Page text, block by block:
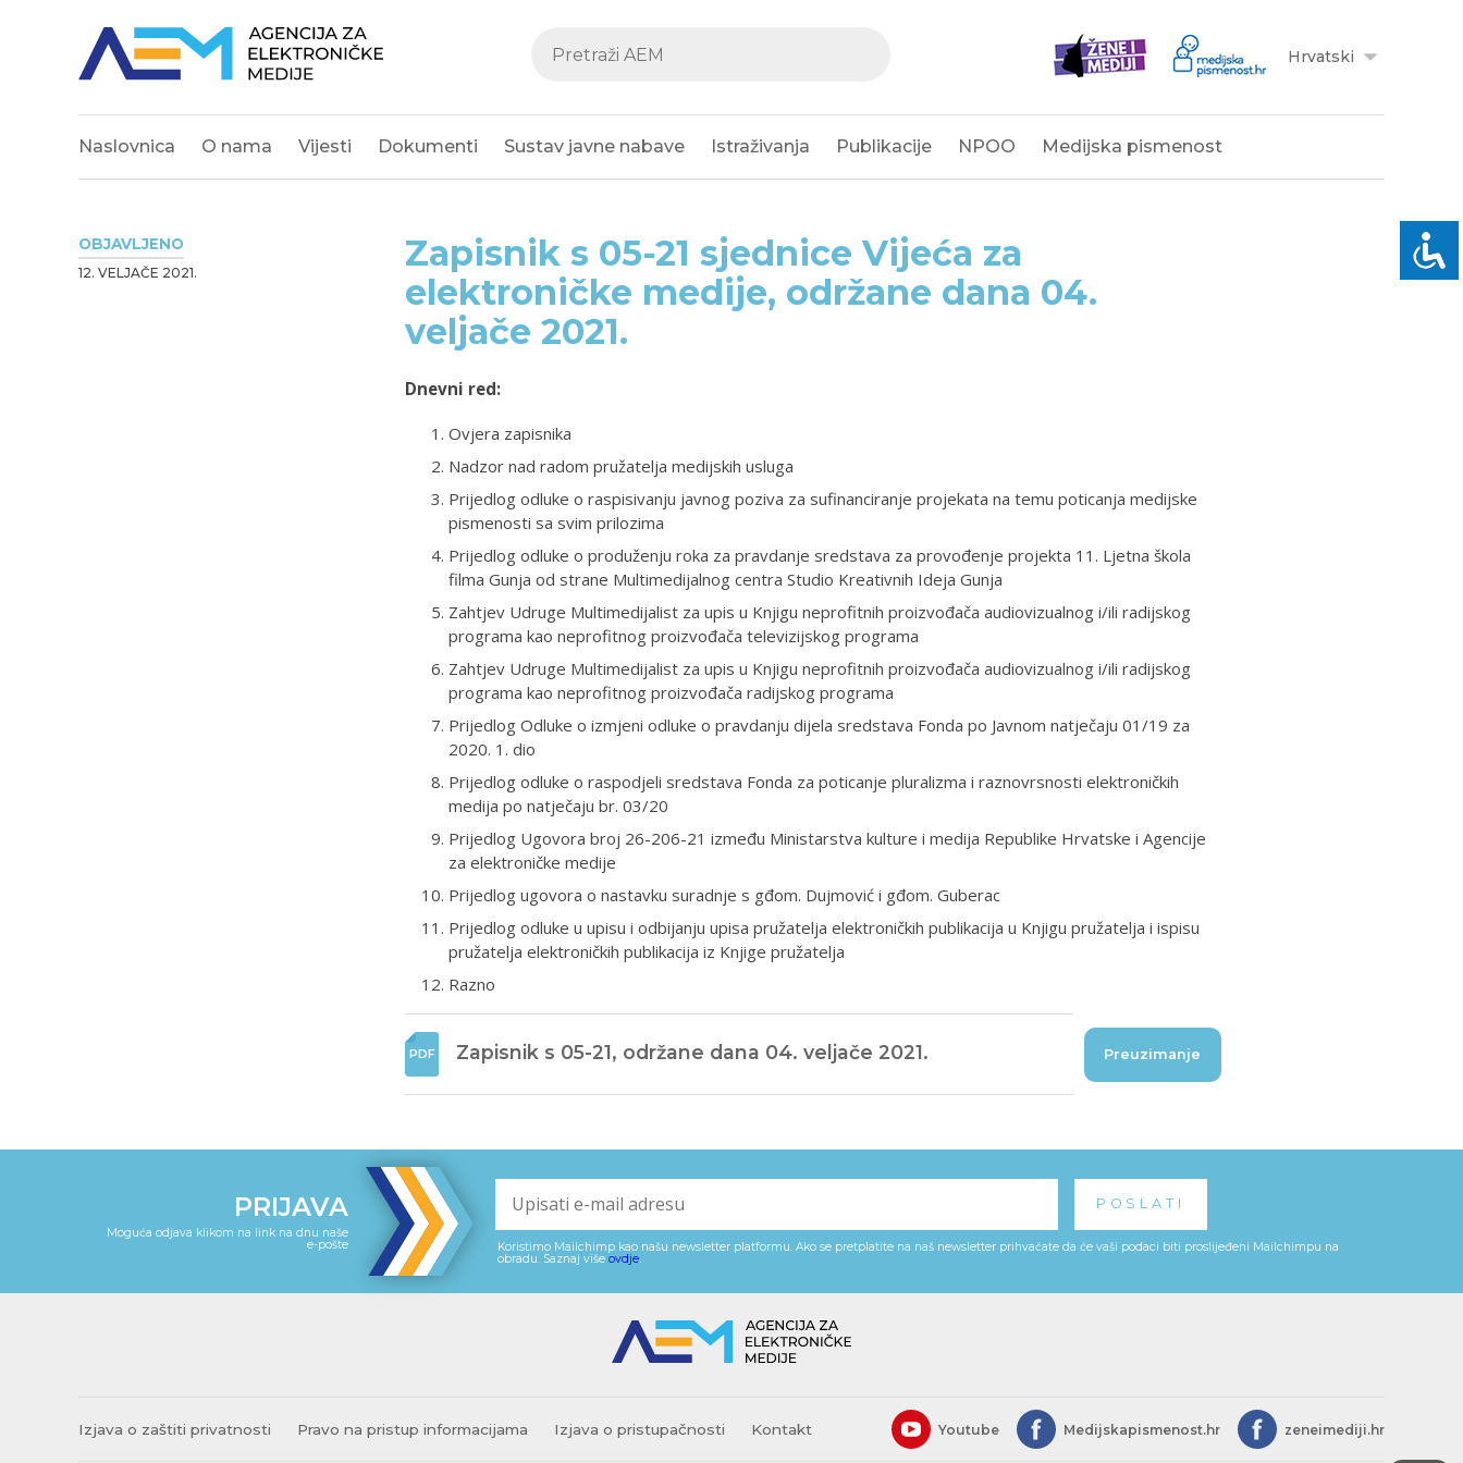
Hrvatski
Naslovnica O nama Vijesti Dokumenti Sustav javne nabave Istraživanja Publikacije NPOO Medijska pismenost
OBJAVLJENO
12. VELJAČE 2021.
Zapisnik s 05-21 sjednice Vijeća za
elektroničke medije, održane dana 04.
veljače 2021.
Dnevni red:
Ovjera zapisnika
Nadzor nad radom pružatelja medijskih usluga
Prijedlog odluke o raspisivanju javnog poziva za sufinanciranje projekata na temu poticanja medijske
pismenosti sa svim prilozima
Prijedlog odluke o produženju roka za pravdanje sredstava za provođenje projekta 11. Ljetna škola
filma Gunja od strane Multimedijalnog centra Studio Kreativnih Ideja Gunja
Zahtjev Udruge Multimedijalist za upis u Knjigu neprofitnih proizvođača audiovizualnog i/ili radijskog
programa kao neprofitnog proizvođača televizijskog programa
Zahtjev Udruge Multimedijalist za upis u Knjigu neprofitnih proizvođača audiovizualnog i/ili radijskog
programa kao neprofitnog proizvođača radijskog programa
Prijedlog Odluke o izmjeni odluke o pravdanju dijela sredstava Fonda po Javnom natječaju 01/19 za
2020. 1. dio
Prijedlog odluke o raspodjeli sredstava Fonda za poticanje pluralizma i raznovrsnosti elektroničkih
medija po natječaju br. 03/20
Prijedlog Ugovora broj 26-206-21 između Ministarstva kulture i medija Republike Hrvatske i Agencije
za elektroničke medije
Prijedlog ugovora o nastavku suradnje s gđom. Dujmović i gđom. Guberac
Prijedlog odluke u upisu i odbijanju upisa pružatelja elektroničkih publikacija u Knjigu pružatelja i ispisu
pružatelja elektroničkih publikacija iz Knjige pružatelja
Razno
Zapisnik s 05-21, održane dana 04. veljače 2021. Preuzimanje
PRIJAVA
Moguća odjava klikom na link na dnu naše
e-pošte
Koristimo Mailchimp kao našu newsletter platformu. Ako se pretplatite na naš newsletter prihvaćate da će vaši podaci biti proslijeđeni Mailchimpu na
obradu. Saznaj više ovdje.
Izjava o zaštiti privatnosti Pravo na pristup informacijama Izjava o pristupačnosti Kontakt Youtube Medijskapismenost.hr zeneimediji.hr